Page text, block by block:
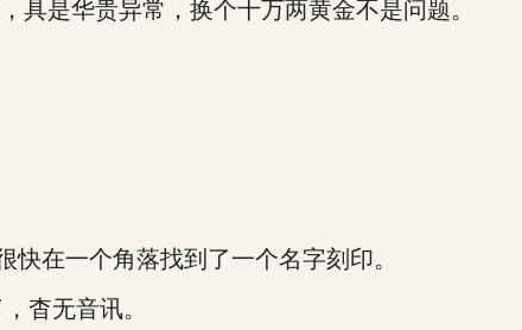
是华贵异常，换个十万两黄金不是问题。
在一个角落找到了一个名字刻印。
杳无音讯。